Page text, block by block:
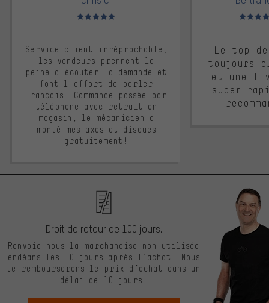
Note moyenne : 5 sur 5
Service client irréprochable,
les vendeurs prennent la
peine d'écouter la demande et
font l'effort de parler
Français. Commande passée par
téléphone avec retrait en
magasin, le mécanicien a
monté mes axes et disques
gratuitement!
Note
Le top
toujours
et une
super
Droit de retour de 100 jours.
Renvoie-nous la marchandise non-utilisée
endéans les 10 jours après l’achat. Nous
te rembourserons le prix d’achat dans un
délai de 10 jours.